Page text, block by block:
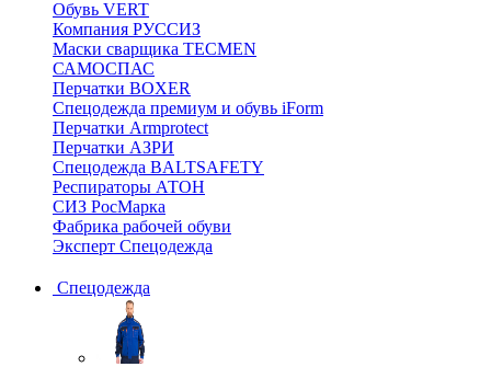
Обувь VERT
Компания РУССИЗ
Маски сварщика TECMEN
САМОСПАС
Перчатки BOXER
Спецодежда премиум и обувь iForm
Перчатки Armprotect
Перчатки АЗРИ
Спецодежда BALTSAFETY
Респираторы АТОН
СИЗ РосМарка
Фабрика рабочей обуви
Эксперт Спецодежда
Спецодежда